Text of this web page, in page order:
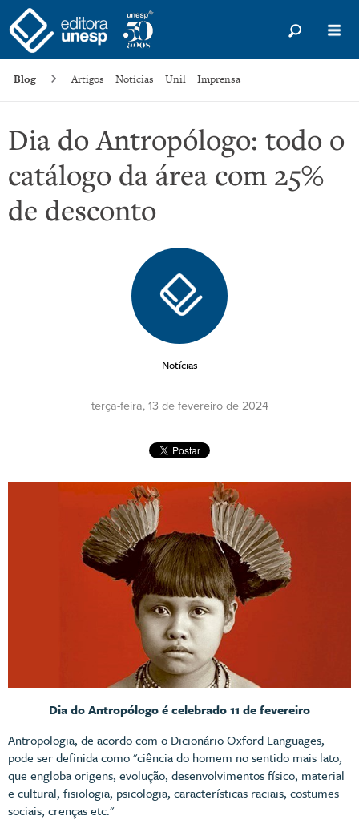
Blog Artigos Notícias Unil Imprensa
Dia do Antropólogo: todo o
catálogo da área com 25%
de desconto
Notícias
terça-feira, 13 de fevereiro de 2024
Dia do Antropólogo é celebrado 11 de fevereiro
Antropologia, de acordo com o Dicionário Oxford Languages,
pode ser definida como "ciência do homem no sentido mais lato,
que engloba origens, evolução, desenvolvimentos físico, material
e cultural, fisiologia, psicologia, características raciais, costumes
sociais, crenças etc."